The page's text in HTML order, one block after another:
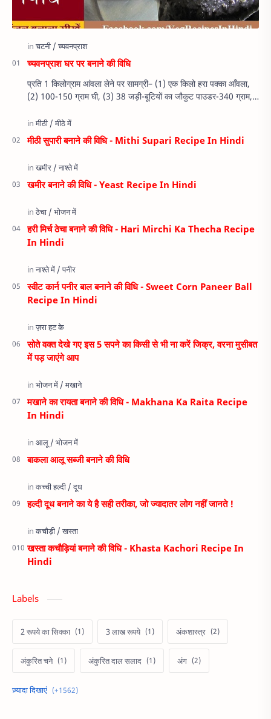
च्यवनप्राश घर पर बनाने की विधि
प्रति 1 किलोग्राम आंवला लेने पर सामग्री– (1) एक किलो हरा पक्का आँवला,
(2) 100-150 ग्राम घी, (3) 38 जड़ी-बूटियों का जौकुट पाउडर-340 ग्राम,
मीठी सुपारी बनाने की विधि - Mithi Supari Recipe In Hindi
खमीर बनाने की विधि - Yeast Recipe In Hindi
हरी मिर्च ठेचा बनाने की विधि - Hari Mirchi Ka Thecha Recipe
In Hindi
स्वीट कार्न पनीर बाल बनाने की विधि - Sweet Corn Paneer Ball
Recipe In Hindi
सोते वक्त देखे गए इस 5 सपने का किसी से भी ना करें जिक्र, वरना मुसीबत
में पड़ जाएंगे आप
मखाने का रायता बनाने की विधि - Makhana Ka Raita Recipe
In Hindi
बाकला आलू सब्जी बनाने की विधि
हल्दी दूध बनाने का ये है सही तरीका, जो ज्यादातर लोग नहीं जानते !
खस्ता कचौड़ियां बनाने की विधि - Khasta Kachori Recipe In
Hindi
Labels
2 रूपये का सिक्का 3 लाख रूपये अंकशास्त्र
अंकुरित चने अंकुरित दाल सलाद अंग
अंगूर अंगूरी